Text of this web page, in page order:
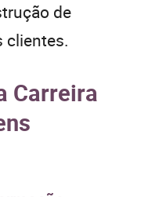
de
clientes.
Carreira